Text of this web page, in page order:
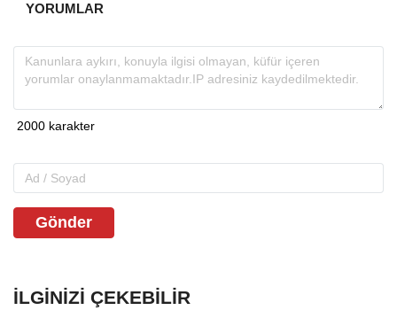
YORUMLAR
Gönder
İLGINIZI ÇEKEBILIR